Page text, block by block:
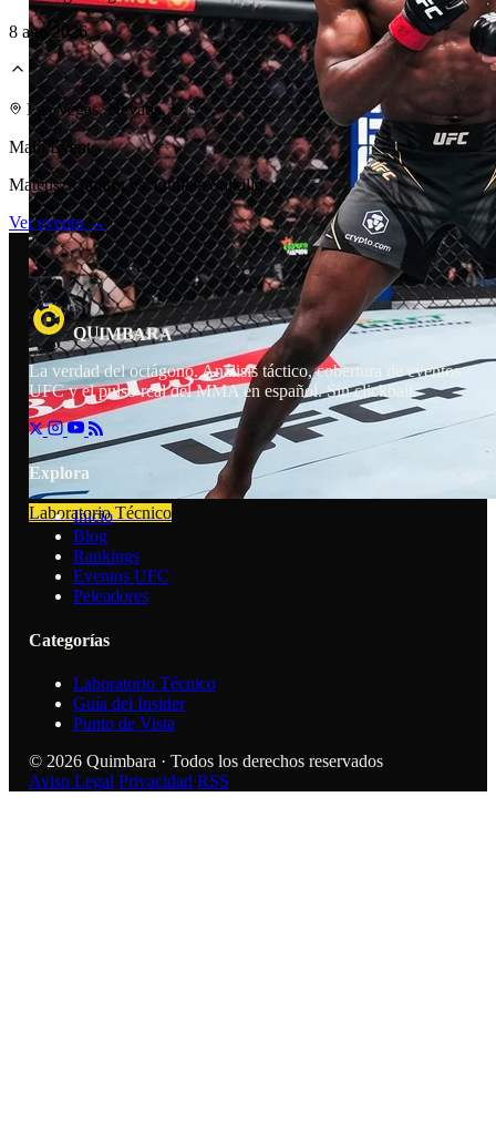
Laboratorio Técnico
Laboratorio Técnico
8 ago 2026
Las Vegas, Nevada, U.S.
Main Event
Mateusz Gamrot vs. Quillan Salkilld
Ver evento →
QUIMBARA
La verdad del octágono. Análisis táctico, cobertura de eventos
UFC y el pulso real del MMA en español. Sin clickbait.
Explora
Inicio
Blog
Rankings
Eventos UFC
Peleadores
Categorías
Laboratorio Técnico
Guía del Insider
Punto de Vista
© 2026 Quimbara · Todos los derechos reservados
Aviso Legal Privacidad RSS